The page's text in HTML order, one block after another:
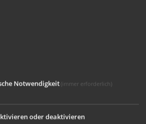
Lesungen und
ansprechen.
Notwendigkeit(immer erforderlich)
oder deaktivieren